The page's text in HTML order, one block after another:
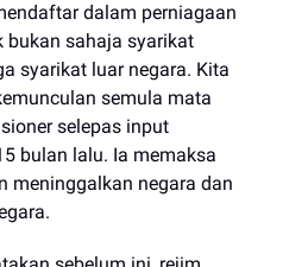
dalam perniagaan
bukan sahaja syarikat
syarikat luar negara. Kita
semula mata
selepas input
bulan lalu. Ia memaksa
meninggalkan negara dan